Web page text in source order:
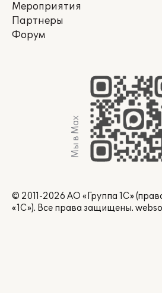
Мероприятия
Партнеры
Форум
Мы в Max
© 2011-2026 АО «Группа 1С»
«1С»). Все права защищены.